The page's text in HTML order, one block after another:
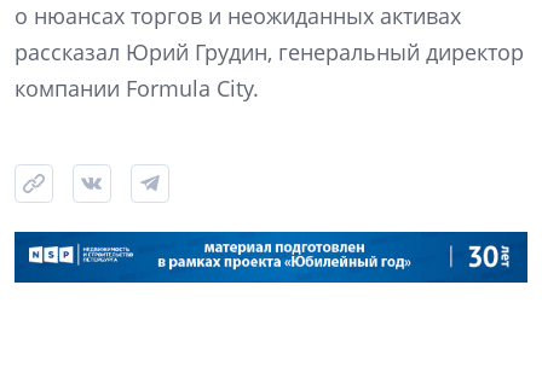
о нюансах торгов и неожиданных активах
рассказал Юрий Грудин, генеральный директор
компании Formula City.